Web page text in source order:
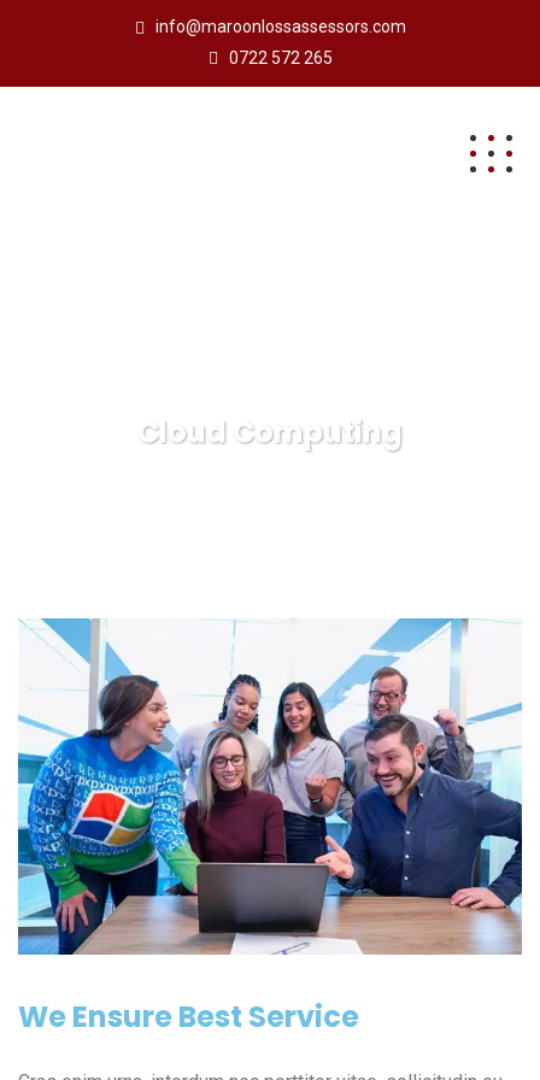
info@maroonlossassessors.com
0722 572 265
Cloud Computing
We Ensure Best Service